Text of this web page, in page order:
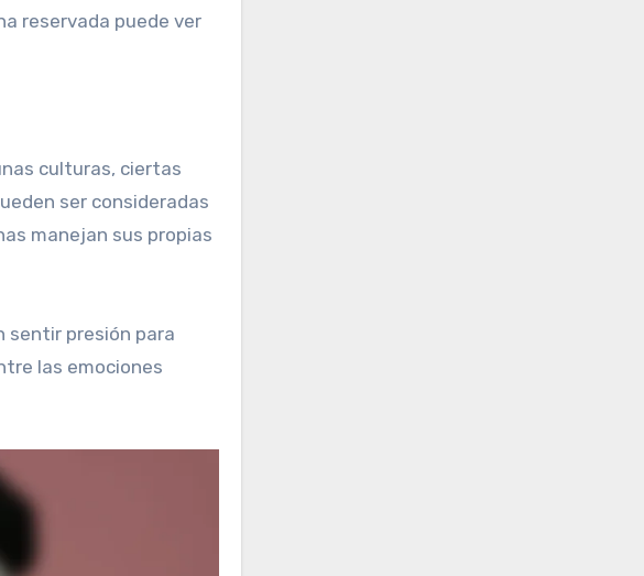
reservada puede ver
culturas, ciertas
ser consideradas
manejan sus propias
sentir presión para
las emociones